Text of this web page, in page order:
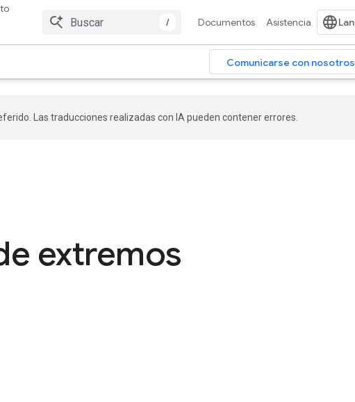
/
Documentos Asistencia
Comunicarse con nosotros
Las traducciones realizadas con IA pueden contener errores.
extremos